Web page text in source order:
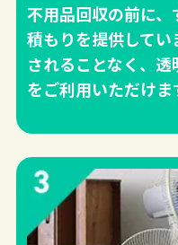
不用品回収の前に
積もりを提供してい
されることなく、
をご利用いただけま